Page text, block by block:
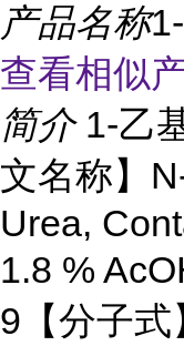
产品名称
查看相似
简介 1-乙
文名称】
Urea,
1.8 %
9【分子